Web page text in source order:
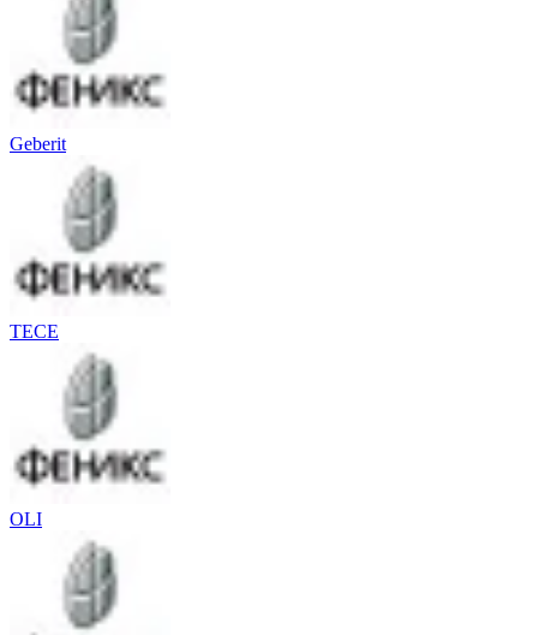
Geberit
TECE
OLI